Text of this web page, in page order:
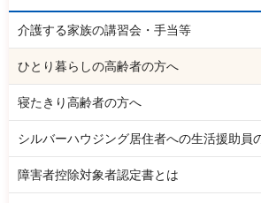
介護する家族の講習会・手当等
ひとり暮らしの高齢者の方へ
寝たきり高齢者の方へ
シルバーハウジング居住者への生活援助員
障害者控除対象者認定書とは